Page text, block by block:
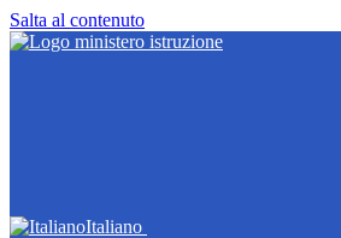
Salta al contenuto
Italiano